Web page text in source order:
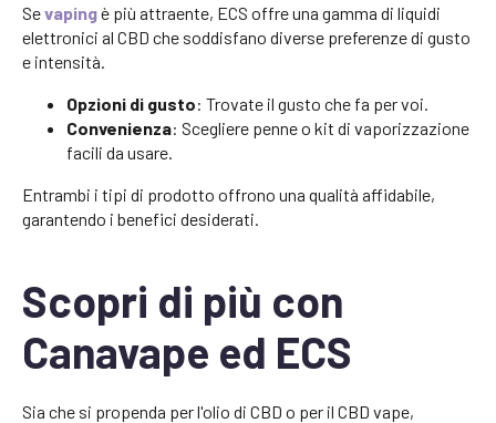
Sevapingè più attraente, ECS offre una gamma di liquidi
elettronici al CBD che soddisfano diverse preferenze di gusto
e intensità.
Opzioni di gusto: Trovate il gusto che fa per voi.
Convenienza: Scegliere penne o kit di vaporizzazione
facili da usare.
Entrambi i tipi di prodotto offrono una qualità affidabile,
garantendo i benefici desiderati.
Scopri di più con
Canavape ed ECS
Sia che si propenda per l'olio di CBD o per il CBD vape,